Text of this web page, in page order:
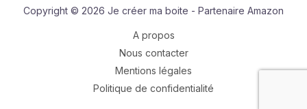
Copyright © 2026 Je créer ma boite - Partenaire Amazon
A propos
Nous contacter
Mentions légales
Politique de confidentialité